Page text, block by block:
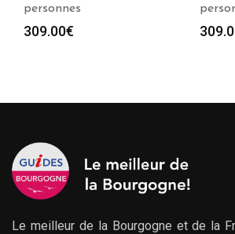
personnes
309.00€
Le meilleur de la Bourgogne et de la